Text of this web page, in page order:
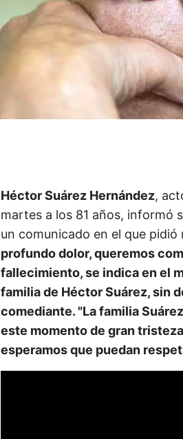
Héctor Suárez Hernández,
martes a los 81 años, informó
un comunicado en el que
profundo dolor, queremos
fallecimiento, se indica en el
familia de Héctor Suárez, sin
comediante. "La familia
este momento de gran
esperamos que puedan